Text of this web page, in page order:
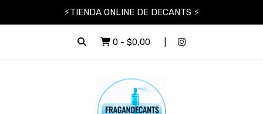
⚡TIENDA ONLINE DE DECANTS ⚡
0 - $0,00